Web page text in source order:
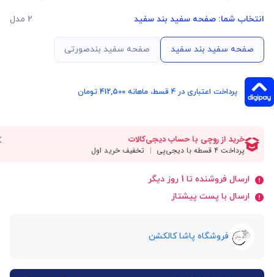
انتخاب شما: صفحه سفید بند سفید 2 مدل
صفحه سفید بند سفید صفحه سفید بندصورتی
پرداخت اعتباری در ۴ قسط، ماهانه 412,500 تومان
ارسال فروشنده تا 1 روز دیگر
ارسال با پست پیشتاز
فروشگاه پاشا کالکشن